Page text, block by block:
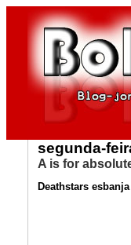
segunda-
A is for
Deathstars